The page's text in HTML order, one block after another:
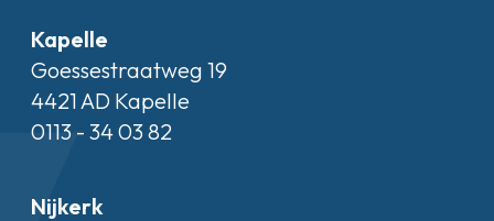
Kapelle
Goessestraatweg 19
4421 AD Kapelle
0113 - 34 03 82
Nijkerk